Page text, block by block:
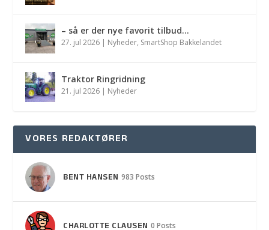
– så er der nye favorit tilbud…
27. jul 2026 | Nyheder, SmartShop Bakkelandet
Traktor Ringridning
21. jul 2026 | Nyheder
VORES REDAKTØRER
BENT HANSEN 983 Posts
CHARLOTTE CLAUSEN 0 Posts